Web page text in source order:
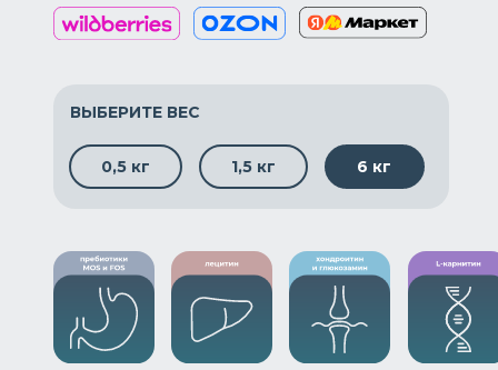
ВЫБЕРИТЕ ВЕС
0,5 кг 1,5 кг 6 кг